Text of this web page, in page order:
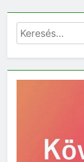
Keresés: